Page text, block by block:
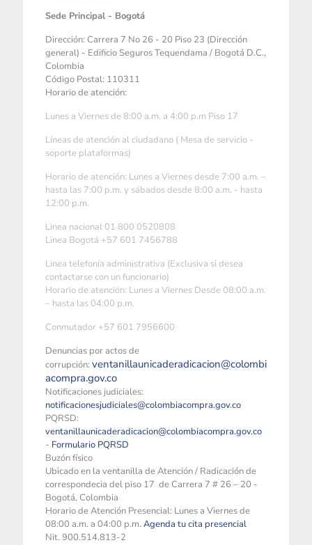
Sede Principal - Bogotá
Dirección: Carrera 7 No 26 - 20 Piso 23 (Dirección
general) - Edificio Seguros Tequendama / Bogotá D.C.,
Colombia
Código Postal: 110311
Horario de atención:
Lunes a Viernes de 8:00 a.m. a 4:00 p.m Piso 17
Líneas de atención al ciudadano ( Mesa de servicio -
soporte plataformas)
Horario de atención: Lunes a Viernes desde 7:00 a.m. –
hasta las 7:00 p.m. y sábados desde 8:00 a.m. - hasta
12:00 p.m.
Linea nacional 01 800 0520808
Linea Bogotá +57 601 7456788
Linea telefonía administrativa (Exclusiva si desea
contactarse con un funcionario)
Horario de atención: Lunes a Viernes Desde 08:00 a.m.
– hasta las 04:00 p.m.
Conmutador +57 601 7956600
Denuncias por actos de
corrupción: ventanillaunicaderadicacion@colombi
acompra.gov.co
Notificaciones judiciales:
notificacionesjudiciales@colombiacompra.gov.co
PQRSD:
ventanillaunicaderadicacion@colombiacompra.gov.co
- Formulario PQRSD
Buzón físico
Ubicado en la ventanilla de Atención / Radicación de
correspondecia del piso 17 de Carrera 7 # 26 – 20 -
Bogotá, Colombia
Horario de Atención Presencial: Lunes a Viernes de
08:00 a.m. a 04:00 p.m. Agenda tu cita presencial
Nit. 900.514.813-2